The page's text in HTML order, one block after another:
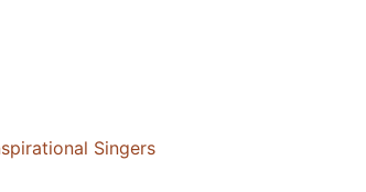
Singers